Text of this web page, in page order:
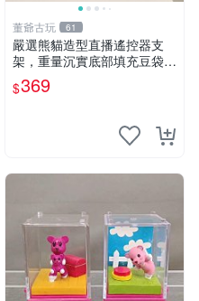
董爺古玩 61
嚴選熊貓造型直播遙控器支
架，重量沉實底部填充豆袋，
手機遙控器最佳架設選擇推薦
直播遙控器支架 毛絨玩具 支
$369